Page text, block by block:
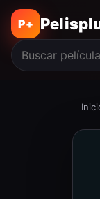
P+